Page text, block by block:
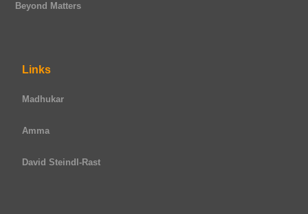
Beyond Matters
Links
Madhukar
Amma
David Steindl-Rast